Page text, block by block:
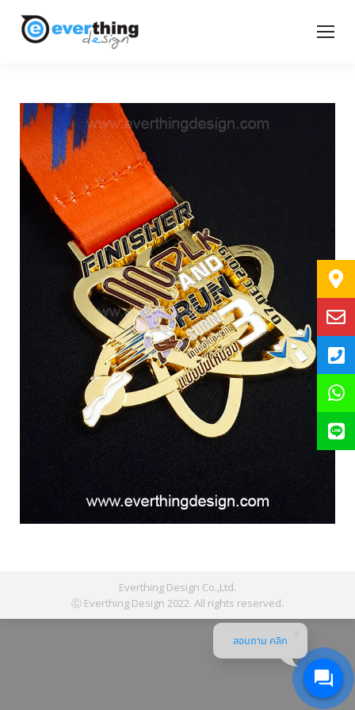
Everthing Design Co.,Ltd.
Ⓒ Everthing Design 2022. All rights reserved.
สอบถาม คลิก